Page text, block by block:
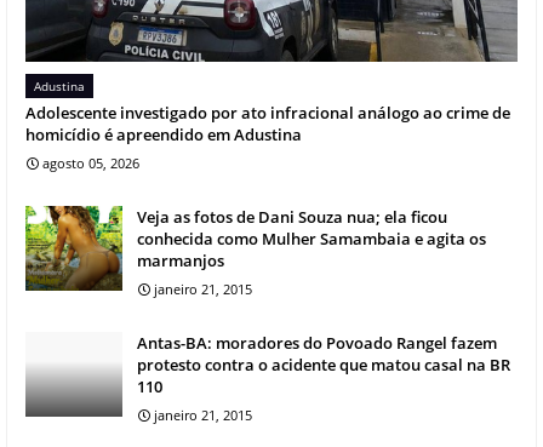
Adustina
Adolescente investigado por ato infracional análogo ao crime de
homicídio é apreendido em Adustina
agosto 05, 2026
Veja as fotos de Dani Souza nua; ela ficou
conhecida como Mulher Samambaia e agita os
marmanjos
janeiro 21, 2015
Antas-BA: moradores do Povoado Rangel fazem
protesto contra o acidente que matou casal na BR
110
janeiro 21, 2015